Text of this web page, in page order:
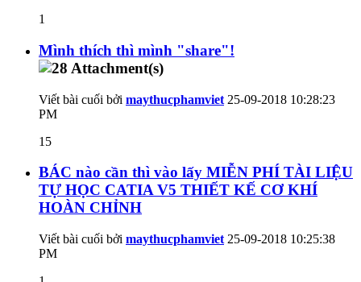
1
Mình thích thì mình "share"!
Viết bài cuối bởi maythucphamviet 25-09-2018 10:28:23
PM
15
BÁC nào cần thì vào lấy MIỄN PHÍ TÀI LIỆU
TỰ HỌC CATIA V5 THIẾT KẾ CƠ KHÍ
HOÀN CHỈNH
Viết bài cuối bởi maythucphamviet 25-09-2018 10:25:38
PM